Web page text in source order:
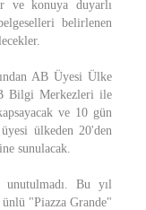
ve konuya duyarlı
belirlenen
AB Üyesi Ülke
Bilgi Merkezleri ile
ve 10 gün
ülkeden 20'den
sunulacak.
Bu yıl
"Piazza Grande"